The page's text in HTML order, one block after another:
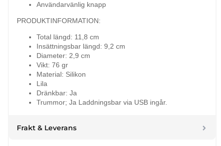
Användarvänlig knapp
PRODUKTINFORMATION:
Total längd: 11,8 cm
Insättningsbar längd: 9,2 cm
Diameter: 2,9 cm
Vikt: 76 gr
Material: Silikon
Lila
Dränkbar: Ja
Trummor; Ja Laddningsbar via USB ingår.
Frakt & Leverans